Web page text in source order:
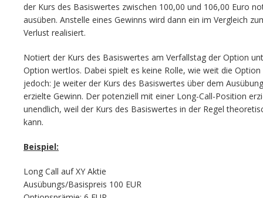
der Kurs des Basiswertes zwischen 100,00 und 106,00 Euro
ausüben. Anstelle eines Gewinns wird dann ein im Vergleich
Verlust realisiert.
Notiert der Kurs des Basiswertes am Verfallstag der Option
Option wertlos. Dabei spielt es keine Rolle, wie weit die
jedoch: Je weiter der Kurs des Basiswertes über dem
erzielte Gewinn. Der potenziell mit einer Long-Call-Position
unendlich, weil der Kurs des Basiswertes in der Regel
kann.
Beispiel:
Long Call auf XY Aktie
Ausübungs/Basispreis 100 EUR